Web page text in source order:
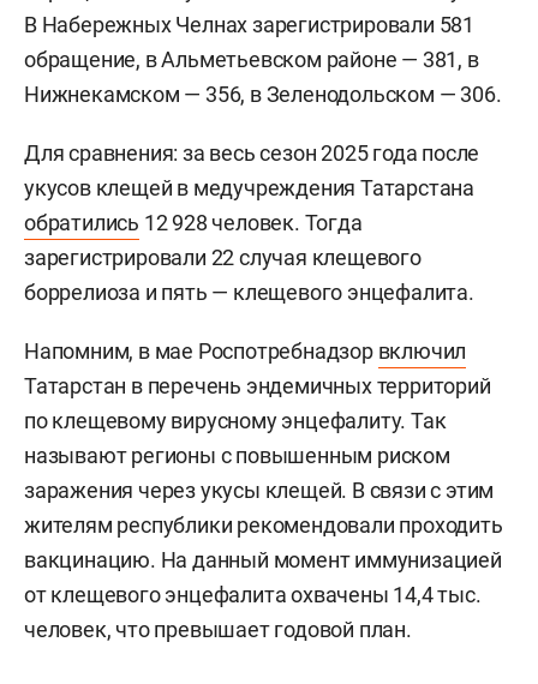
В Набережных Челнах зарегистрировали 581
обращение, в Альметьевском районе — 381, в
Нижнекамском — 356, в Зеленодольском — 306.
Для сравнения: за весь сезон 2025 года после
укусов клещей в медучреждения Татарстана
обратились 12 928 человек. Тогда
зарегистрировали 22 случая клещевого
боррелиоза и пять — клещевого энцефалита.
Напомним, в мае Роспотребнадзор включил
Татарстан в перечень эндемичных территорий
по клещевому вирусному энцефалиту. Так
называют регионы с повышенным риском
заражения через укусы клещей. В связи с этим
жителям республики рекомендовали проходить
вакцинацию. На данный момент иммунизацией
от клещевого энцефалита охвачены 14,4 тыс.
человек, что превышает годовой план.